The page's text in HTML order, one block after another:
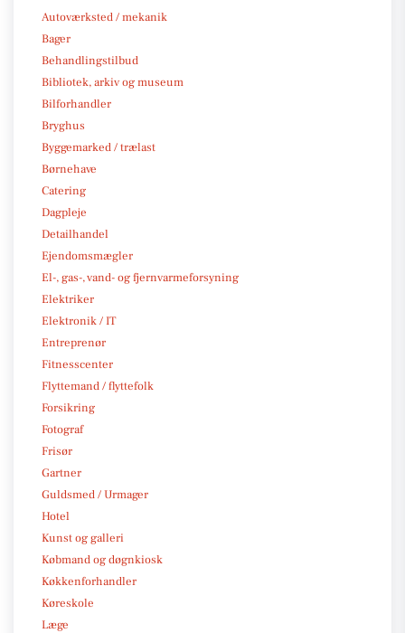
Autoværksted / mekanik
Bager
Behandlingstilbud
Bibliotek, arkiv og museum
Bilforhandler
Bryghus
Byggemarked / trælast
Børnehave
Catering
Dagpleje
Detailhandel
Ejendomsmægler
El-, gas-, vand- og fjernvarmeforsyning
Elektriker
Elektronik / IT
Entreprenør
Fitnesscenter
Flyttemand / flyttefolk
Forsikring
Fotograf
Frisør
Gartner
Guldsmed / Urmager
Hotel
Kunst og galleri
Købmand og døgnkiosk
Køkkenforhandler
Køreskole
Læge